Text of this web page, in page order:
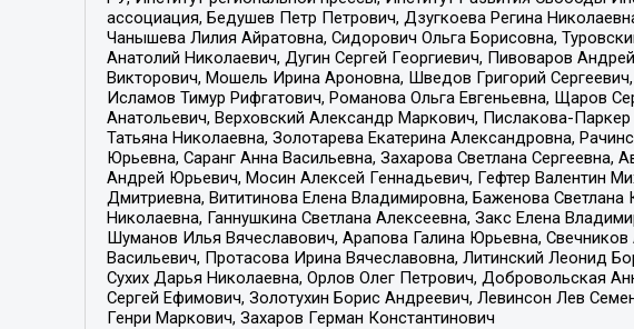
ассоциация, Бедушев Петр Петрович, Дзугкоева Регина
Чанышева Лилия Айратовна, Сидорович Ольга Борисовна,
Анатолий Николаевич, Дугин Сергей Георгиевич, Пивоваров
Викторович, Мошель Ирина Ароновна, Шведов Григорий
Исламов Тимур Рифгатович, Романова Ольга Евгеньевна, Щаров
Анатольевич, Верховский Александр Маркович, Пислакова-
Татьяна Николаевна, Золотарева Екатерина Александровна,
Юрьевна, Саранг Анна Васильевна, Захарова Светлана
Андрей Юрьевич, Мосин Алексей Геннадьевич, Гефтер Валентин
Дмитриевна, Вититинова Елена Владимировна, Баженова
Николаевна, Ганнушкина Светлана Алексеевна, Закс Елена
Шуманов Илья Вячеславович, Арапова Галина Юрьевна,
Васильевич, Протасова Ирина Вячеславовна, Литинский Леонид
Сухих Дарья Николаевна, Орлов Олег Петрович, Добровольская
Сергей Ефимович, Золотухин Борис Андреевич, Левинсон Лев
Генри Маркович, Захаров Герман Константинович